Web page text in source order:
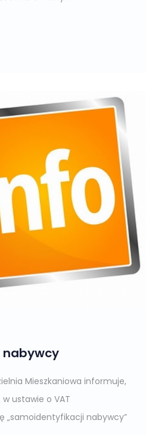
nabywcy
Mieszkaniowa informuje,
ustawie o VAT
„samoidentyfikacji nabywcy”